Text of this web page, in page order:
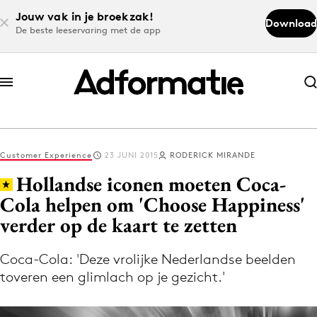
Jouw vak in je broekzak!
De beste leeservaring met de app
Download
Abonneer nu
Abonneer nu
Log in
Volg het laatste nieuws via de Adformatie
Nieuws app
Customer Experience 23 JUNI 2015 RODERICK MIRANDE
Hollandse iconen moeten Coca-
Cola helpen om 'Choose Happiness'
verder op de kaart te zetten
Coca-Cola: 'Deze vrolijke Nederlandse beelden
toveren een glimlach op je gezicht.'